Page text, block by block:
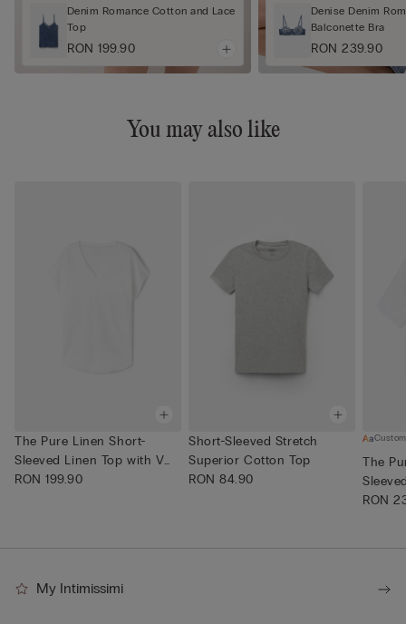
Denim Romance Cotton and Lace
Top
RON 199.90
Denise Denim
Balconette Bra
RON 239.90
You may also like
The Pure Linen Short-
Sleeved Linen Top with V
Neck
RON 199.90
Short-Sleeved Stretch
Superior Cotton Top
RON 84.90
The
Shi...
RON
My Intimissimi